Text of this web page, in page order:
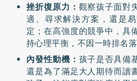
挫折復原力： 觀察孩子面對
適、尋求解決方案，還是
定；在高強度的競爭中，具
持心理平衡，不因一時排名落
內發性動機： 孩子是否具備
還是為了滿足大人期待而讀